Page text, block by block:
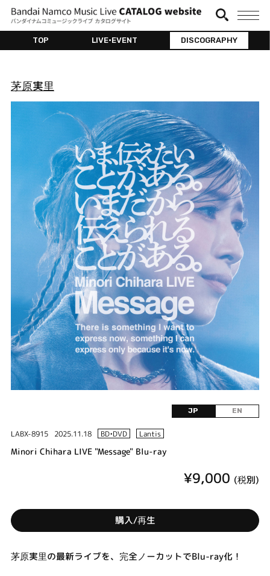
TOP LIVE•EVENT DISCOGRAPHY
茅原実里
JP EN
LABX-8915 2025.11.18 BD•DVD Lantis
Minori Chihara LIVE "Message" Blu-ray
¥9,000 (税別)
購入/再生
茅原実里の最新ライブを、完全ノーカットでBlu-ray化！